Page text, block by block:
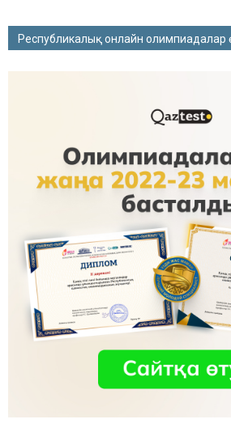
Республикалық онлайн олимпиадалар